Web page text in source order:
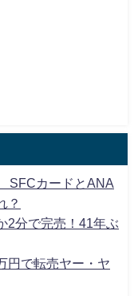
SFCカードとANA
？
2分で完売！41年ぶ
円で転売ヤー・ヤ